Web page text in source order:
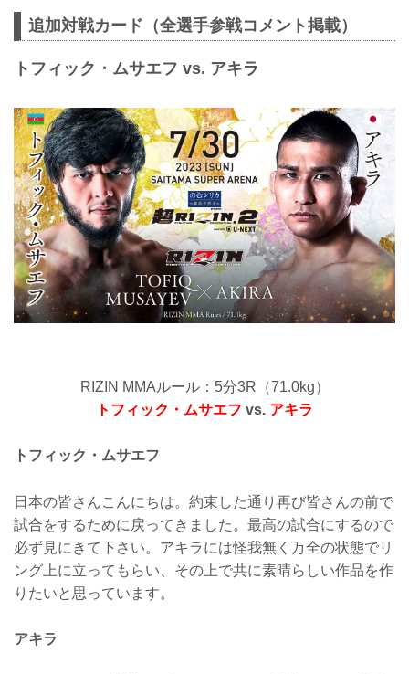
追加対戦カード（全選手参戦コメント掲載）
トフィック・ムサエフ vs. アキラ
RIZIN MMAルール：5分3R（71.0kg）
トフィック・ムサエフ vs. アキラ
トフィック・ムサエフ
日本の皆さんこんにちは。約束した通り再び皆さんの前で
試合をするために戻ってきました。最高の試合にするので
必ず見にきて下さい。アキラには怪我無く万全の状態でリ
ング上に立ってもらい、その上で共に素晴らしい作品を作
りたいと思っています。
アキラ